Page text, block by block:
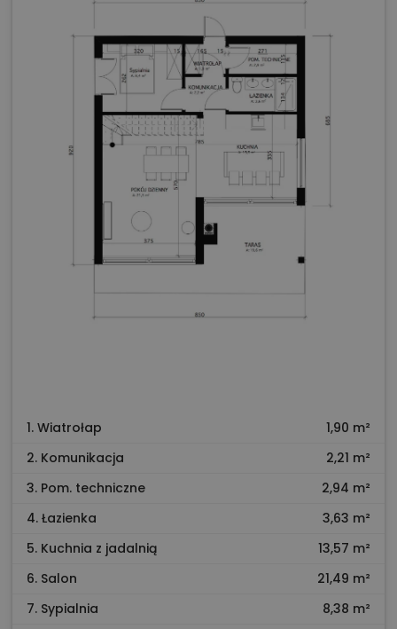
1. Wiatrołap
1,90 m²
2. Komunikacja
2,21 m²
3. Pom. techniczne
2,94 m²
4. Łazienka
3,63 m²
5. Kuchnia z jadalnią
13,57 m²
6. Salon
21,49 m²
7. Sypialnia
8,38 m²